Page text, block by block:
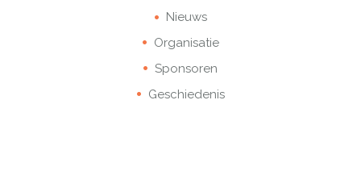
Nieuws
Organisatie
Sponsoren
Geschiedenis